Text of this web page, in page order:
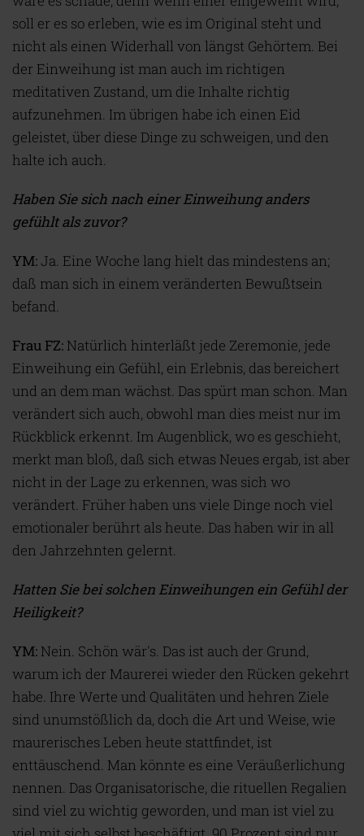
soll er es so erleben, wie es im Original steht und
nicht als einen Widerhall von längst Gehörtem. Bei
der Einweihung ist man auch im richtigen
meditativen Zustand, um die Inhalte richtig
aufzunehmen. Im übrigen habe ich einen Eid
geleistet, über diese Dinge zu schweigen, und den
halte ich auch.
Haben Sie sich nach einer Einweihung anders
gefühlt als zuvor?
YM:Ja. Eine Woche lang hielt das mindestens an;
daß man sich in einem veränderten Bewußtsein
befand.
Frau FZ: Natürlich hinterläßt jede Zeremonie, jede
Einweihung ein Gefühl, ein Erlebnis, das bereichert
und an dem man wächst. Das spürt man schon. Man
verändert sich auch, obwohl man dies meist nur im
Rückblick erkennt. Im Augenblick, wo es geschieht,
merkt man bloß, daß sich etwas Neues ergab, ist aber
nicht in der Lage zu erkennen, was sich wo
verändert. Früher haben uns viele Dinge noch viel
emotionaler berührt als heute. Das haben wir in all
den Jahrzehnten gelernt.
Hatten Sie bei solchen Einweihungen ein Gefühl der
Heiligkeit?
YM: Nein. Schön wär's. Das ist auch der Grund,
warum ich der Maurerei wieder den Rücken gekehrt
habe. Ihre Werte und Qualitäten und hehren Ziele
sind unumstößlich da, doch die Art und Weise, wie
maurerisches Leben heute stattfindet, ist
enttäuschend. Man könnte es eine Veräußerlichung
nennen. Das Organisatorische, die rituellen Regalien
sind viel zu wichtig geworden, und man ist viel zu